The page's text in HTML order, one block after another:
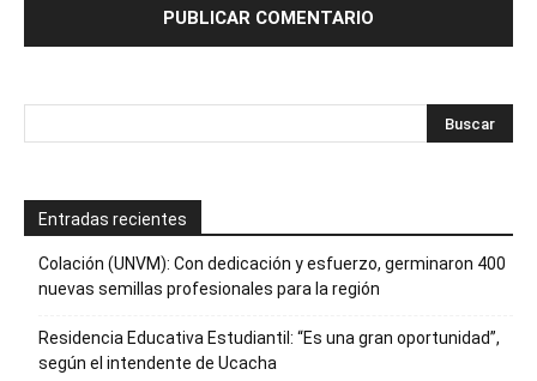
Entradas recientes
Colación (UNVM): Con dedicación y esfuerzo, germinaron 400
nuevas semillas profesionales para la región
Residencia Educativa Estudiantil: “Es una gran oportunidad”,
según el intendente de Ucacha